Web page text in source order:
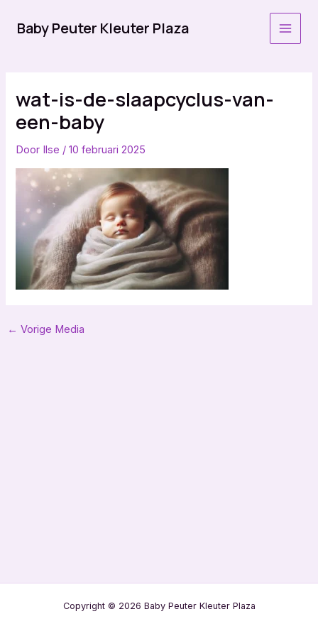
naarBaby Peuter Kleuter Plaza
wat-is-de-slaapcyclus-van-
een-baby
Door Ilse /10 februari 2025
Bericht
← Vorige Media
Copyright © 2026 Baby Peuter Kleuter Plaza